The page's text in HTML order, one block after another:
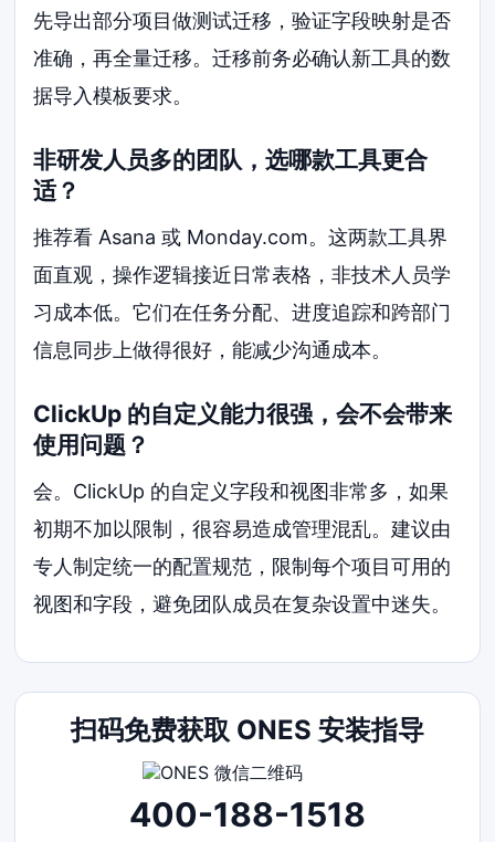
先导出部分项目做测试迁移，验证字段映射是否
准确，再全量迁移。迁移前务必确认新工具的数
据导入模板要求。
非研发人员多的团队，选哪款工具更合
适？
推荐看 Asana 或 Monday.com。这两款工具界
面直观，操作逻辑接近日常表格，非技术人员学
习成本低。它们在任务分配、进度追踪和跨部门
信息同步上做得很好，能减少沟通成本。
ClickUp 的自定义能力很强，会不会带来
使用问题？
会。ClickUp 的自定义字段和视图非常多，如果
初期不加以限制，很容易造成管理混乱。建议由
专人制定统一的配置规范，限制每个项目可用的
视图和字段，避免团队成员在复杂设置中迷失。
扫码免费获取 ONES 安装指导
400-188-1518